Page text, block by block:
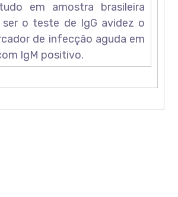
em amostra brasileira
ser o teste de IgG avidez o
de infecção aguda em
IgM positivo.